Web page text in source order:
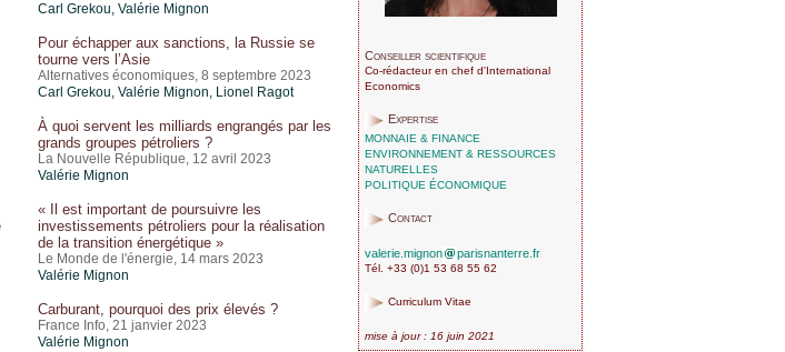
Conseiller scientifique
Co-rédacteur en chef d'International
Economics
Expertise
MONNAIE & FINANCE
ENVIRONNEMENT & RESSOURCES
NATURELLES
POLITIQUE ÉCONOMIQUE
Contact
valerie.mignon parisnanterre.fr
Tél. +33 (0)1 53 68 55 62
Curriculum Vitae
mise à jour : 16 juin 2021
Carl Grekou, Valérie Mignon
Pour échapper aux sanctions, la Russie se
tourne vers l’Asie
Alternatives économiques, 8 septembre 2023
Carl Grekou, Valérie Mignon, Lionel Ragot
À quoi servent les milliards engrangés par les
grands groupes pétroliers ?
La Nouvelle République, 12 avril 2023
Valérie Mignon
« Il est important de poursuivre les
investissements pétroliers pour la réalisation
de la transition énergétique »
Le Monde de l'énergie, 14 mars 2023
Valérie Mignon
Carburant, pourquoi des prix élevés ?
France Info, 21 janvier 2023
Valérie Mignon